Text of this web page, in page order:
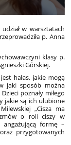
w warsztatach
p. Anna
klasy p.
Górskiej.
hałas, jakie mogą
jaki sposób można
poznały miłego
jakie są ich ulubione
„Cisza ma
o roli ciszy w
angażującą formę –
przygotowanych